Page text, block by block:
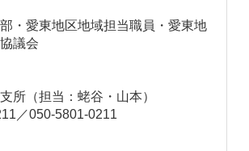
・愛東地区地域担当職員・愛東地
議会
所（担当：蛯谷・山本）
／050-5801-0211